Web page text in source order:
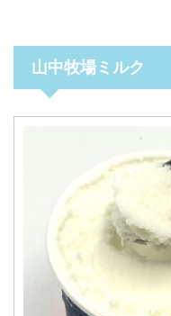
山中牧場ミルク